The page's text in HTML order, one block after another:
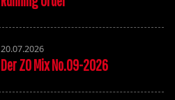
20.07.2026
Der ZO Mix No.09-2026